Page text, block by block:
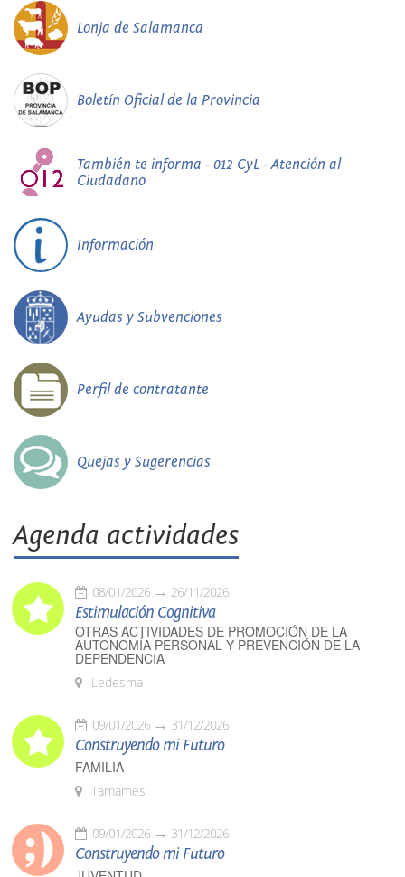
Lonja de Salamanca
Boletín Oficial de la Provincia
También te informa - 012 CyL - Atención al
Ciudadano
Información
Ayudas y Subvenciones
Perfil de contratante
Quejas y Sugerencias
Agenda actividades
08/01/2026 26/11/2026
Estimulación Cognitiva
OTRAS ACTIVIDADES DE PROMOCIÓN DE LA
AUTONOMÍA PERSONAL Y PREVENCIÓN DE LA
DEPENDENCIA
Ledesma
09/01/2026 31/12/2026
Construyendo mi Futuro
FAMILIA
Tamames
09/01/2026 31/12/2026
Construyendo mi Futuro